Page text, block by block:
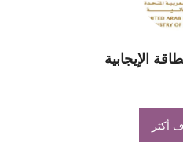
الإيجابية